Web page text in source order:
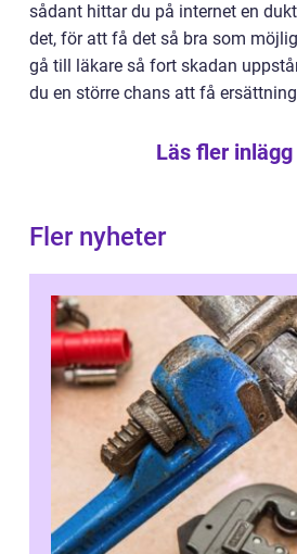
sådant hittar du på internet en
det, för att få det så bra som
gå till läkare så fort skadan
du en större chans att få
Läs fler
Fler nyheter